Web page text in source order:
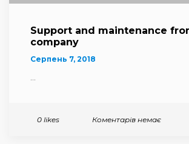
Support and maintenance
company
Серпень 7, 2018
...
0 likes Коментарів немає